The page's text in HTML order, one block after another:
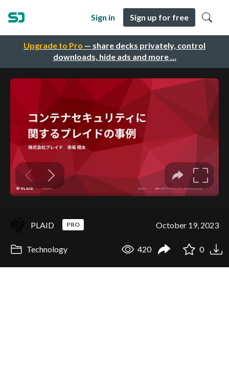
Upgrade to Pro — share decks privately, control
downloads, hide ads and more …
Sign in Sign up for free
PLAID PRO October 19, 2023
Technology 420 0